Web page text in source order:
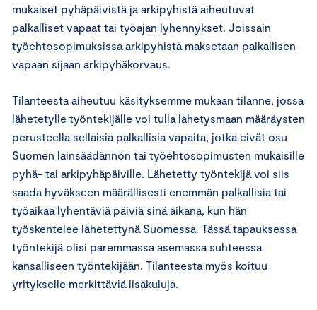
mukaiset pyhäpäivistä ja arkipyhistä aiheutuvat
palkalliset vapaat tai työajan lyhennykset. Joissain
työehtosopimuksissa arkipyhistä maksetaan palkallisen
vapaan sijaan arkipyhäkorvaus.
Tilanteesta aiheutuu käsityksemme mukaan tilanne, jossa
lähetetylle työntekijälle voi tulla lähetysmaan määräysten
perusteella sellaisia palkallisia vapaita, jotka eivät osu
Suomen lainsäädännön tai työehtosopimusten mukaisille
pyhä- tai arkipyhäpäiville. Lähetetty työntekijä voi siis
saada hyväkseen määrällisesti enemmän palkallisia tai
työaikaa lyhentäviä päiviä sinä aikana, kun hän
työskentelee lähetettynä Suomessa. Tässä tapauksessa
työntekijä olisi paremmassa asemassa suhteessa
kansalliseen työntekijään. Tilanteesta myös koituu
yritykselle merkittäviä lisäkuluja.